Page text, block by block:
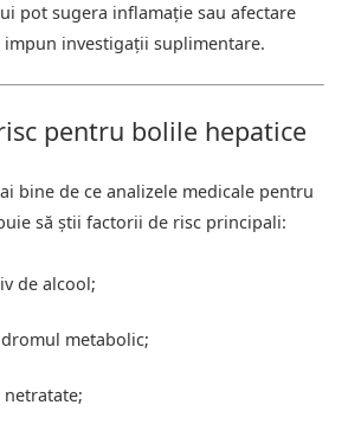
pot sugera inflamație sau afectare
impun investigații suplimentare.
pentru bolile hepatice
bine de ce analizele medicale pentru
să știi factorii de risc principali:
de alcool;
metabolic;